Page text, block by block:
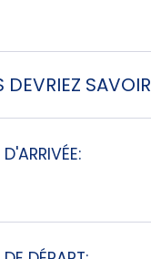
DEVRIEZ SAVOIR